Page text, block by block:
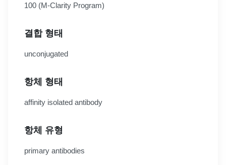
100 (M-Clarity Program)
결합 형태
unconjugated
항체 형태
affinity isolated antibody
항체 유형
primary antibodies